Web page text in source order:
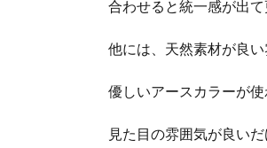
合わせると統一感が出
他には、天然素材が良
優しいアースカラーが
見た目の雰囲気が良い